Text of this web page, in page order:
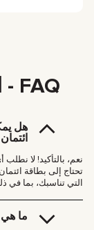
FAQ - استئجار Lixiang في دبي
نعم، بالتأكيد! لا
تحتاج إلى بطاقة
التي تناسبك، بما في
ما هي